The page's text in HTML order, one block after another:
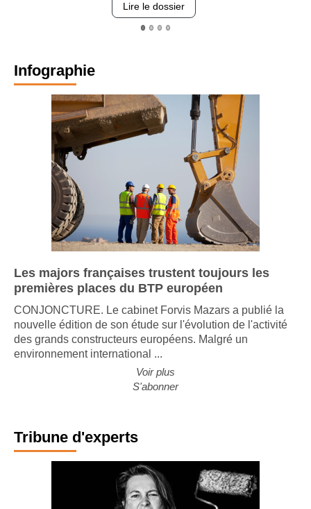
Lire le dossier
Infographie
Les majors françaises trustent toujours les
premières places du BTP européen
CONJONCTURE. Le cabinet Forvis Mazars a publié la
nouvelle édition de son étude sur l'évolution de l'activité
des grands constructeurs européens. Malgré un
environnement international ...
Voir plus
S'abonner
Tribune d'experts